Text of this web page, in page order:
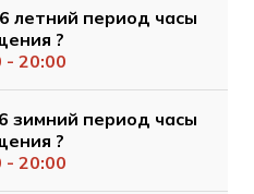
летний период часы
?
- 20:00
зимний период часы
?
- 20:00